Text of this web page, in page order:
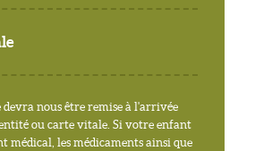
devra nous être remise à l'arrivée
ou carte vitale. Si votre enfant
médical, les médicaments ainsi que